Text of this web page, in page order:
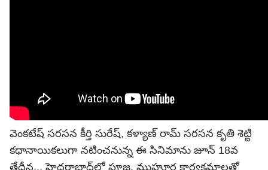
వెంకటేష్ సరసన కీర్తి సురేష్, కళ్యాణ్ రామ్ సరసన కృతి శెట్టి
కథానాయికలుగా నటించనున్న ఈ సినిమాను జూన్ 18వ
తేదీన... హైదరాబాద్‌లో పూజ, ముహూర్త కార్యక్రమాలతో